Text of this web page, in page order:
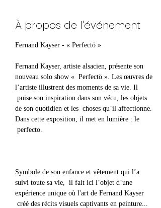
À propos de l'événement
Fernand Kayser, artiste alsacien, présente son
nouveau solo show «  Perfectö ». Les œuvres de
l’artiste illustrent des moments de sa vie. Il
puise son inspiration dans son vécu, les objets
de son quotidien et les  choses qu’il affectionne.
Dans cette exposition, il met en lumière : le
perfecto.
Symbole de son enfance et vêtement qui l’a
suivi toute sa vie,  il fait ici l’objet d’une
expérience unique où l'art de Fernand Kayser
créé des récits visuels captivants en peinture...